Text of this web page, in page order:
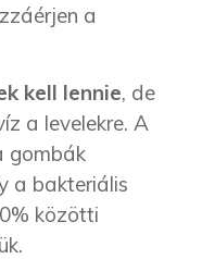
a
kell lennie, de
a levelekre. A
gombák
a bakteriális
közötti